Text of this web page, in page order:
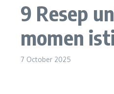
9 Resep
momen
7 October 2025